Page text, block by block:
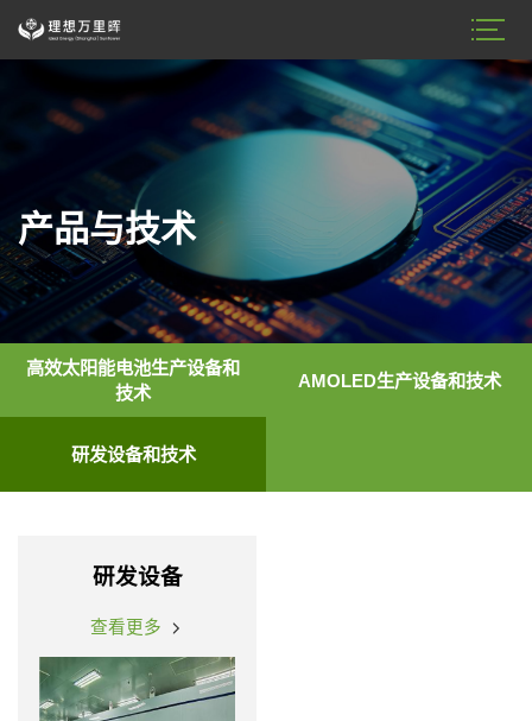
产品与技术
高效太阳能电池生产设备和
技术
AMOLED生产设备和技术
研发设备和技术
研发设备
查看更多